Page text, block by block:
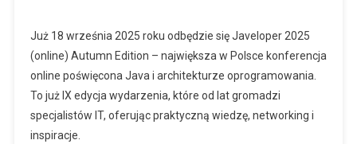
Już 18 września 2025 roku odbędzie się Javeloper 2025
(online) Autumn Edition – największa w Polsce konferencja
online poświęcona Java i architekturze oprogramowania.
To już IX edycja wydarzenia, które od lat gromadzi
specjalistów IT, oferując praktyczną wiedzę, networking i
inspiracje.